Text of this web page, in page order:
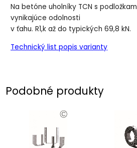
Na betóne uholníky TCN s
vynikajúce odolnosti
v ťahu. R1,k až do typických 69,8 kN.
Technický list popis varianty
Podobné produkty